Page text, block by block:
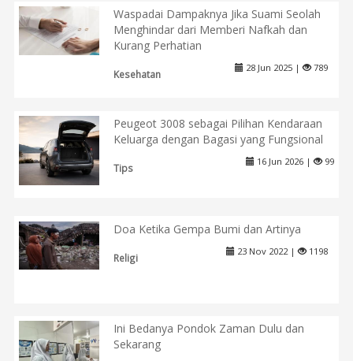
Waspadai Dampaknya Jika Suami Seolah
Menghindar dari Memberi Nafkah dan
Kurang Perhatian
Kesehatan
28 Jun 2025 | 789
Peugeot 3008 sebagai Pilihan Kendaraan
Keluarga dengan Bagasi yang Fungsional
Tips
16 Jun 2026 | 99
Doa Ketika Gempa Bumi dan Artinya
Religi
23 Nov 2022 | 1198
Ini Bedanya Pondok Zaman Dulu dan
Sekarang